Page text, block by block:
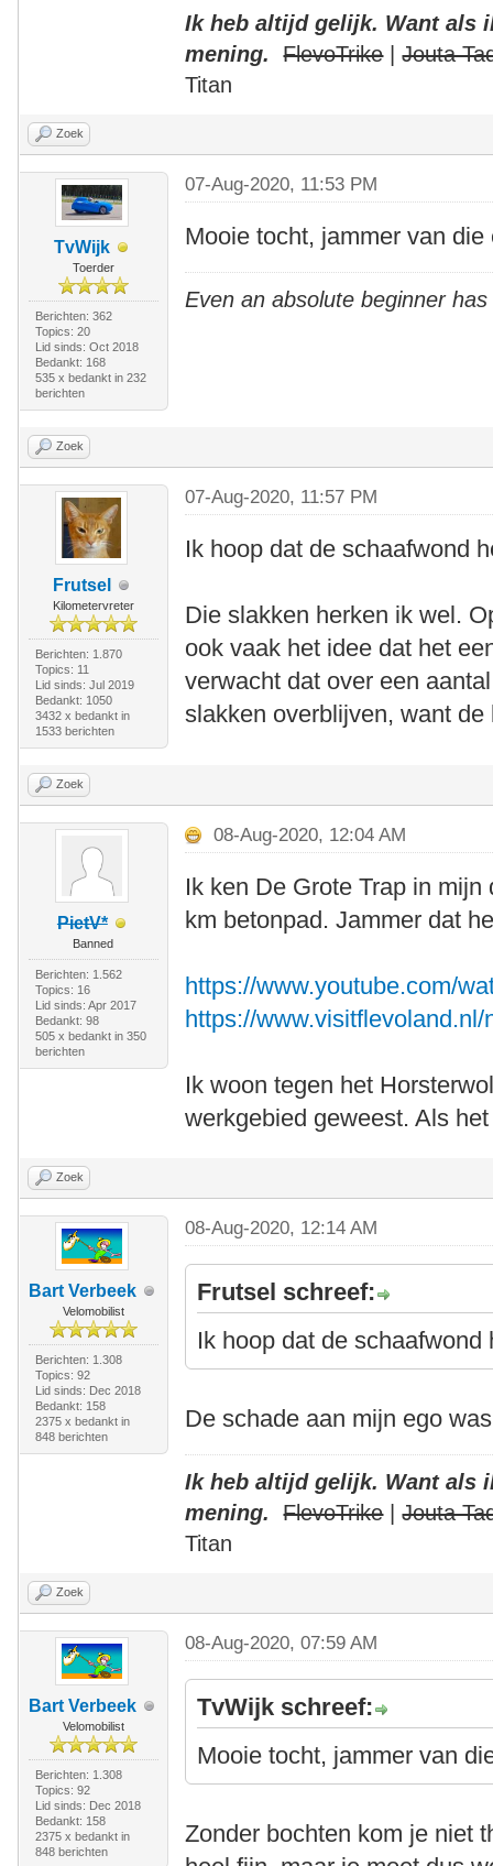
Ik heb altijd gelijk. Want als
mening.
FlevoTrike|Jouta
Titan
Zoek
TvWijk
Toerder
Berichten: 362
Topics: 20
Lid sinds: Oct 2018
Bedankt: 168
535 x bedankt in 232
berichten
07-Aug-2020, 11:53 PM
Mooie tocht, jammer van die
Even an absolute beginner
Zoek
Frutsel
Kilometervreter
Berichten: 1.870
Topics: 11
Lid sinds: Jul 2019
Bedankt: 1050
3432 x bedankt in
1533 berichten
07-Aug-2020, 11:57 PM
Ik hoop dat de schaafwond
Die slakken herken ik wel.
ook vaak het idee dat het
verwacht dat over een
slakken overblijven, want
Zoek
PietV*
Banned
Berichten: 1.562
Topics: 16
Lid sinds: Apr 2017
Bedankt: 98
505 x bedankt in 350
berichten
08-Aug-2020, 12:04 AM
Ik ken De Grote Trap in
km betonpad. Jammer dat
https://www.youtube.com/
https://
Ik woon tegen het
werkgebied geweest. Als
Zoek
Bart Verbeek
Velomobilist
Berichten: 1.308
Topics: 92
Lid sinds: Dec 2018
Bedankt: 158
2375 x bedankt in
848 berichten
08-Aug-2020, 12:14 AM
Frutsel schreef:
Ik hoop dat de
De schade aan mijn ego
Ik heb altijd gelijk. Want als
mening.
FlevoTrike|Jouta
Titan
Zoek
Bart Verbeek
Velomobilist
Berichten: 1.308
Topics: 92
Lid sinds: Dec 2018
Bedankt: 158
2375 x bedankt in
848 berichten
08-Aug-2020, 07:59 AM
TvWijk schreef:
Mooie tocht, jammer van
Zonder bochten kom je niet